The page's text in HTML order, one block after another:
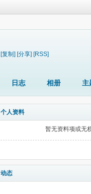
[复制] [分享] [RSS]
日志 相册 主
个人资料
暂无资料项或无
动态